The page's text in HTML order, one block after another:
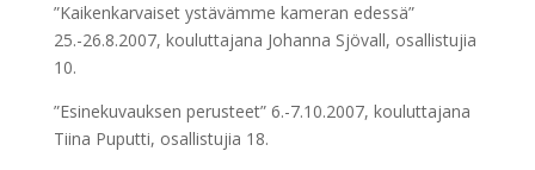
”Kaikenkarvaiset ystävämme kameran edessä”
25.-26.8.2007, kouluttajana Johanna Sjövall, osallistujia
10.
”Esinekuvauksen perusteet” 6.-7.10.2007, kouluttajana
Tiina Puputti, osallistujia 18.